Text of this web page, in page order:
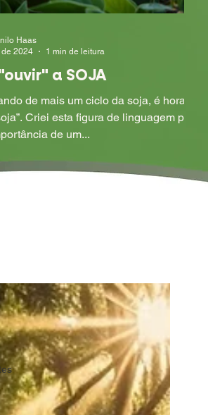
a SOJA
de mais um ciclo da soja, é hora de
Criei esta figura de linguagem para
de um...
Haas
de 2024
1 min de leitura